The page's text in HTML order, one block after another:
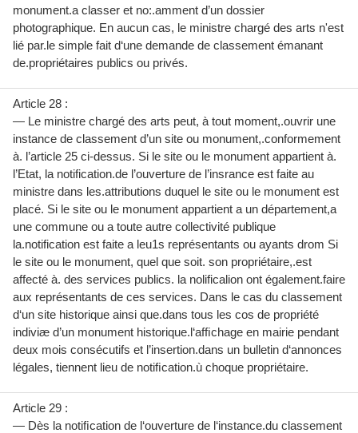
monument.a classer et no:.amment d’un dossier
photographique. En aucun cas, le ministre chargé des arts n'est
lié par.le simple fait d‘une demande de classement émanant
de.propriétaires publics ou privés.
Article 28 :
— Le ministre chargé des arts peut, à tout moment,.ouvrir une
instance de classement d’un site ou monument,.conformement
à. l’article 25 ci-dessus. Si le site ou le monument appartient à.
l’Etat, la notification.de l’ouverture de l’insrance est faite au
ministre dans les.attributions duquel le site ou le monument est
placé. Si le site ou le monument appartient a un département,a
une commune ou a toute autre collectivité publique
la.notification est faite a leu1s représentants ou ayants drom Si
le site ou le monument, quel que soit. son propriétaire,.est
affecté à. des services publics. la nolificalion ont également.faire
aux représentants de ces services. Dans le cas du classement
d‘un site historique ainsi que.dans tous les cos de propriété
indiviæ d’un monument historique.l‘afﬁchage en mairie pendant
deux mois consécutifs et l’insertion.dans un bulletin d‘annonces
légales, tiennent lieu de notiﬁcation.ù choque propriétaire.
Article 29 :
— Dès la notiﬁcation de l‘ouverture de l‘instance.du classement